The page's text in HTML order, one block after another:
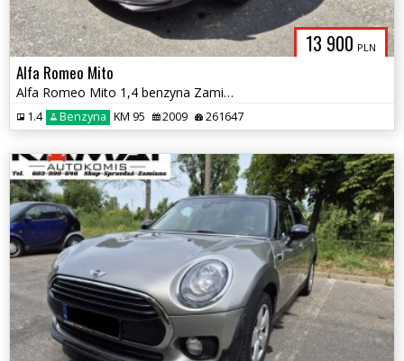
13 900 PLN
Alfa Romeo Mito
Alfa Romeo Mito 1,4 benzyna Zamiana
1.4 Benzyna KM 95 2009 261647